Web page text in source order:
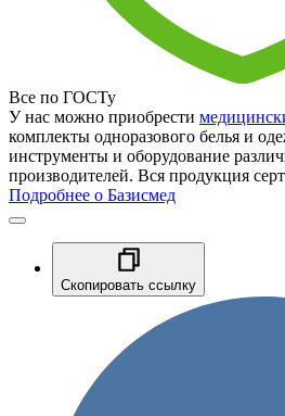
Все по ГОСТу
У нас можно приобрести
комплекты одноразового белья и
инструменты и оборудование
производителей. Вся продукция
Подробнее о Базисмед
Скопировать ссылку